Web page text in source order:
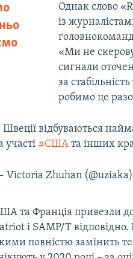
Однак слово
із
«Ми не
сигнали
за
робимо це
відбуваються
участі #США та інших
Victoria Zhuhan (@uziaka)
та Франція привезли до
і SAMP/T
повністю замінить